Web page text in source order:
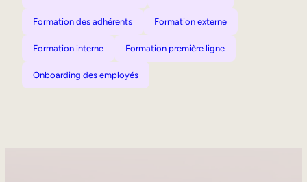
Formation des adhérents Formation externe
Formation interne Formation première ligne
Onboarding des employés